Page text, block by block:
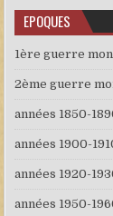
EPOQUES
1ère guerre
2ème guerre
années 1850-
années 1900-
années 1920-
années 1950-